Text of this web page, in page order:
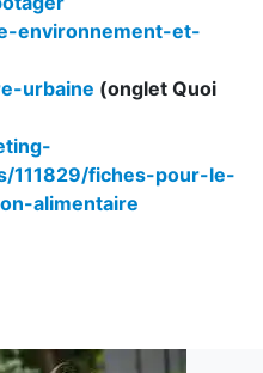
environnement-et-
urbaine (onglet Quoi
111829/fiches-pour-le-
alimentaire